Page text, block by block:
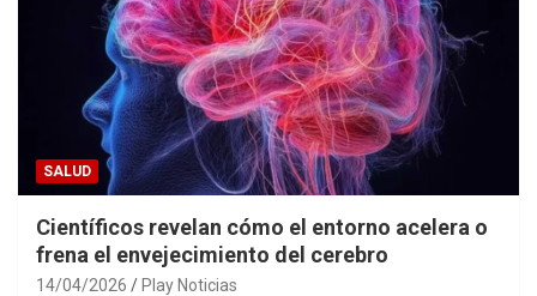
SALUD
Científicos revelan cómo el entorno acelera o
frena el envejecimiento del cerebro
14/04/2026 Play Noticias